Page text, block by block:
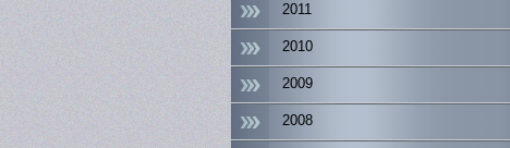
2011
2010
2009
2008